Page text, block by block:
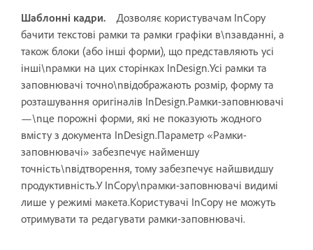
Шаблонні кадри.
Дозволяє користувачам InCopy
бачити текстові рамки та рамки графіки в\nзавданні, а
також блоки (або інші форми), що представляють усі
інші\nрамки на цих сторінках InDesign.Усі рамки та
заповнювачі точно\nвідображають розмір, форму та
розташування оригіналів InDesign.Рамки-заповнювачі
—\nце порожні форми, які не показують жодного
вмісту з документа InDesign.Параметр «Рамки-
заповнювачі» забезпечує найменшу
точність\nвідтворення, тому забезпечує найшвидшу
продуктивність.У InCopy\nрамки-заповнювачі видимі
лише у режимі макета.Користувачі InCopy не можуть
отримувати та редагувати рамки-заповнювачі.